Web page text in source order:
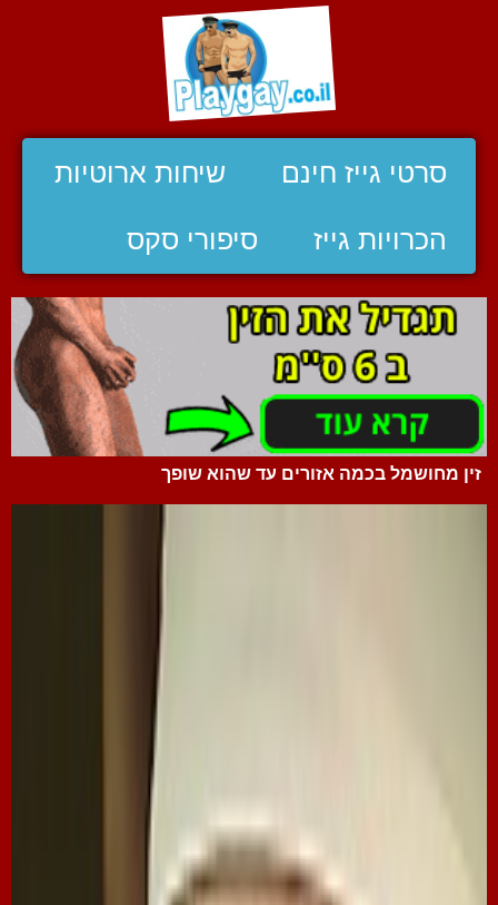
סרטי גייז חינם שיחות ארוטיות
הכרויות גייז סיפורי סקס
זין מחושמל בכמה אזורים עד שהוא שופך